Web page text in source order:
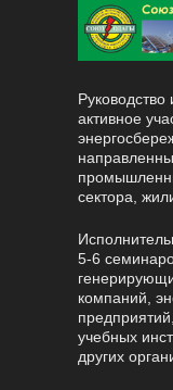
активное
сектора,
5-6
компаний,
учебных
других